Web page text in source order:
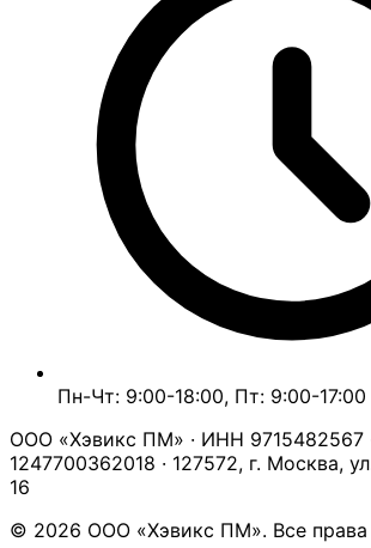
Пн-Чт: 9:00-18:00, Пт: 9:00-17:00
ООО «Хэвикс ПМ» · ИНН 9715482567
1247700362018 · 127572, г. Москва,
16
© 2026 ООО «Хэвикс ПМ». Все